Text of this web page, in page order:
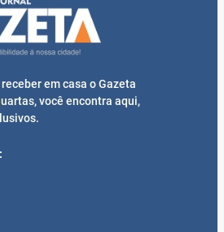
em casa o Gazeta
você encontra aqui,